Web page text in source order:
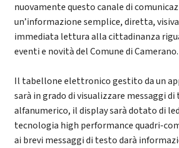
nuovamente questo canale di
un’informazione semplice, diretta,
immediata lettura alla cittadinanza
eventi e novità del Comune di Camerano.
Il tabellone elettronico gestito da un
sarà in grado di visualizzare messaggi di
alfanumerico, il display sarà dotato di
tecnologia high performance quadri-
ai brevi messaggi di testo darà